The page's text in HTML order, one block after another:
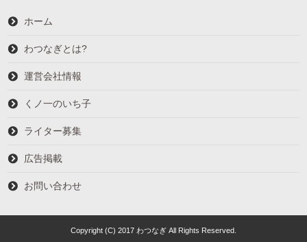
ホーム
わつなぎとは?
運営会社情報
くノ一のいち子
ライター募集
広告掲載
お問い合わせ
Copyright (C) 2017 わつなぎ All Rights Reserved.